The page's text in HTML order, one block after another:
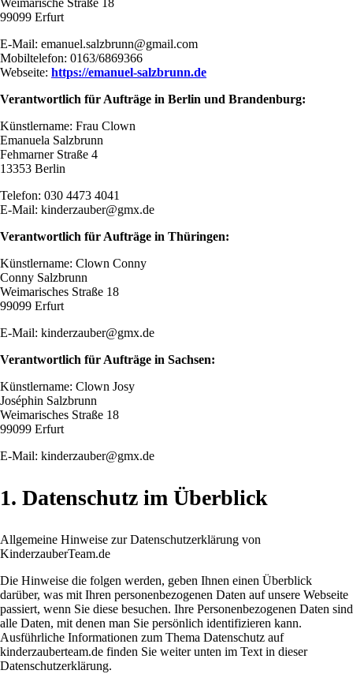
Weimarische Straße 18
99099 Erfurt
E-Mail: emanuel.salzbrunn@gmail.com
Mobiltelefon: 0163/6869366
Webseite: https://emanuel-salzbrunn.de
Verantwortlich für Aufträge in Berlin und Brandenburg:
Künstlername: Frau Clown
Emanuela Salzbrunn
Fehmarner Straße 4
13353 Berlin
Telefon: 030 4473 4041
E-Mail: kinderzauber@gmx.de
Verantwortlich für Aufträge in Thüringen:
Künstlername: Clown Conny
Conny Salzbrunn
Weimarisches Straße 18
99099 Erfurt
E-Mail: kinderzauber@gmx.de
Verantwortlich für Aufträge in Sachsen:
Künstlername: Clown Josy
Joséphin Salzbrunn
Weimarisches Straße 18
99099 Erfurt
E-Mail: kinderzauber@gmx.de
1. Datenschutz im Überblick
Allgemeine Hinweise zur Datenschutzerklärung von
KinderzauberTeam.de
Die Hinweise die folgen werden, geben Ihnen einen Überblick
darüber, was mit Ihren personenbezogenen Daten auf unsere Webseite
passiert, wenn Sie diese besuchen. Ihre Personenbezogenen Daten sind
alle Daten, mit denen man Sie persönlich identifizieren kann.
Ausführliche Informationen zum Thema Datenschutz auf
kinderzauberteam.de finden Sie weiter unten im Text in dieser
Datenschutzerklärung.